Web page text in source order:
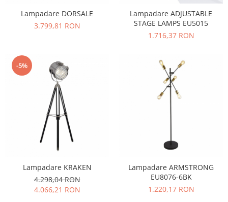
Scaune de lucru
Lampadare DORSALE
3.799,81 RON
Lampadare ADJUSTABLE
STAGE LAMPS EU5015
1.716,37 RON
-5%
Lampadare KRAKEN
4.298,04 RON
4.066,21 RON
Lampadare ARMSTRONG
EU8076-6BK
1.220,17 RON